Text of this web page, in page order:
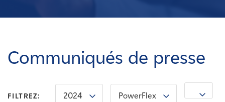
Carrières
Nouvelles
Communiqués de presse
FILTREZ: 2024 PowerFlex